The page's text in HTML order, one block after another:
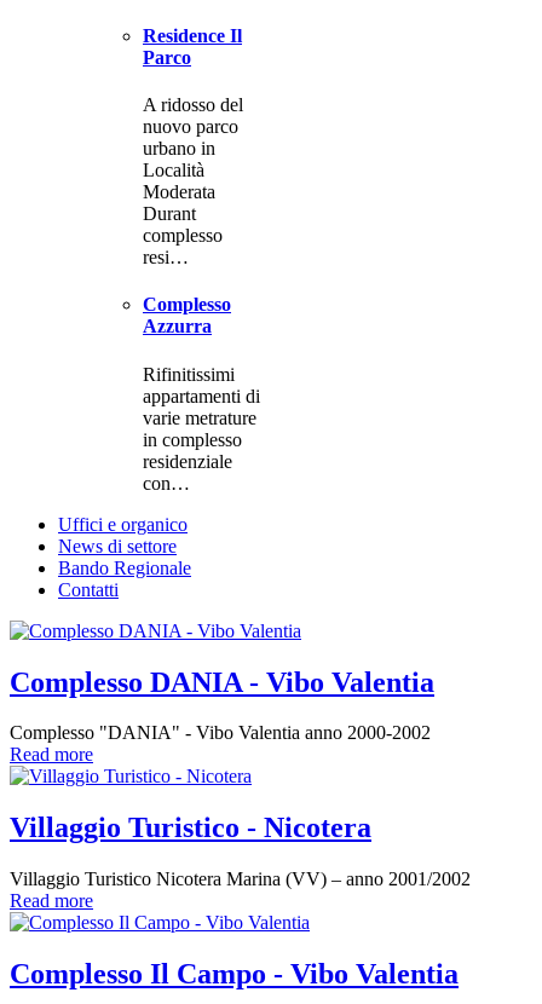
Residence Il
Parco
A ridosso del
nuovo parco
urbano in
Località
Moderata
Durant
complesso
resi…
Complesso
Azzurra
Rifinitissimi
appartamenti di
varie metrature
in complesso
residenziale
con…
Uffici e organico
News di settore
Bando Regionale
Contatti
Complesso DANIA - Vibo Valentia
Complesso "DANIA" - Vibo Valentia anno 2000-2002
Read more
Villaggio Turistico - Nicotera
Villaggio Turistico Nicotera Marina (VV) – anno 2001/2002
Read more
Complesso Il Campo - Vibo Valentia